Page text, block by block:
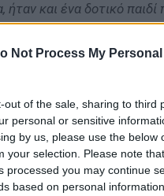
Not Process My Personal
out of the sale, sharing to third
personal or sensitive
by us, please use the below
your selection. Please note
processed you may continue
based on personal
και ένα δοτικό παιδί
οικογένεια και τους